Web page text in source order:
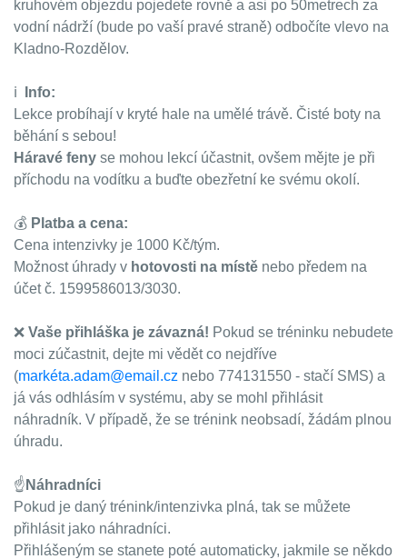
kruhovém objezdu pojedete rovně a asi po 50metrech za
vodní nádrží (bude po vaší pravé straně) odbočíte vlevo na
Kladno-Rozdělov.
ℹ️
Info:
Lekce probíhají v kryté hale na umělé trávě. Čisté boty na
běhání s sebou!
Háravé feny se mohou lekcí účastnit, ovšem mějte je při
příchodu na vodítku a buďte obezřetní ke svému okolí.
💰 Platba a cena:
Cena intenzivky je 1000 Kč/tým.
Možnost úhrady v hotovosti na místě nebo předem na
účet č. 1599586013/3030.
❌ Vaše přihláška je závazná! Pokud se tréninku nebudete
moci zúčastnit, dejte mi vědět co nejdříve
(markéta.adam@email.cz nebo 774131550 - stačí SMS) a
já vás odhlásím v systému, aby se mohl přihlásit
náhradník. V případě, že se trénink neobsadí, žádám plnou
úhradu.
☝️ Náhradníci
Pokud je daný trénink/intenzivka plná, tak se můžete
přihlásit jako náhradníci.
Přihlášeným se stanete poté automaticky, jakmile se někdo